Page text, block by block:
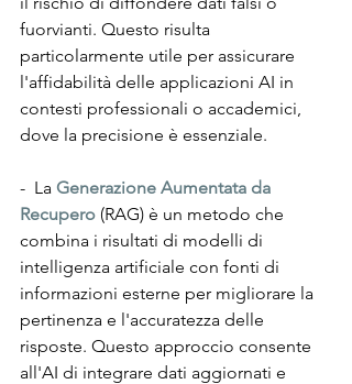
fuorvianti. Questo risulta
particolarmente utile per assicurare
l'affidabilità delle applicazioni AI in
contesti professionali o accademici,
dove la precisione è essenziale.
-  La Generazione Aumentata da
Recupero (RAG) è un metodo che
combina i risultati di modelli di
intelligenza artificiale con fonti di
informazioni esterne per migliorare la
pertinenza e l'accuratezza delle
risposte. Questo approccio consente
all'AI di integrare dati aggiornati e